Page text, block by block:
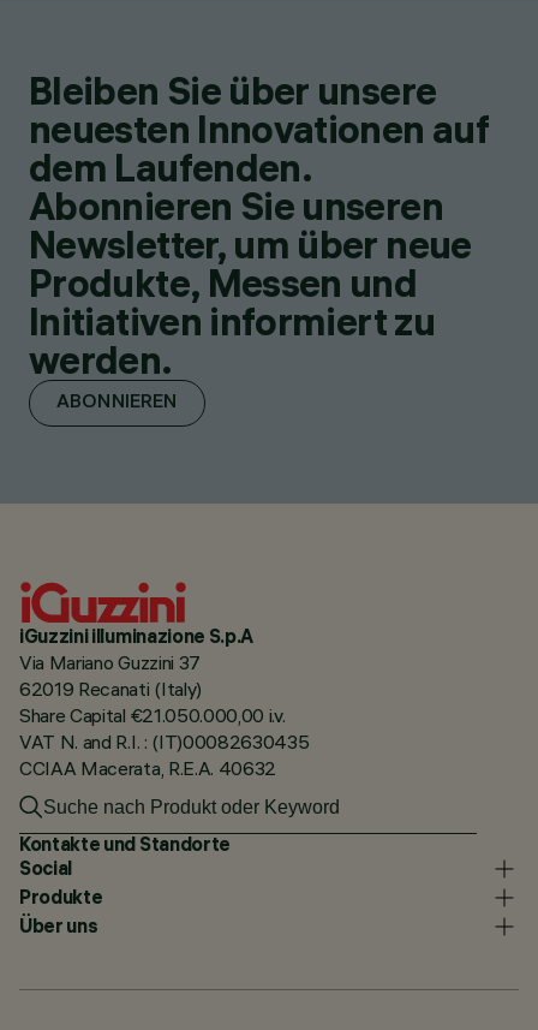
Bleiben Sie über unsere
neuesten Innovationen auf
dem Laufenden.
Abonnieren Sie unseren
Newsletter, um über neue
Produkte, Messen und
Initiativen informiert zu
werden.
ABONNIEREN
iGuzzini illuminazione S.p.A
Via Mariano Guzzini 37
62019 Recanati (Italy)
Share Capital €21.050.000,00 i.v.
VAT N. and R.I. : (IT)00082630435
CCIAA Macerata, R.E.A. 40632
Kontakte und Standorte
Social
Produkte
Über uns